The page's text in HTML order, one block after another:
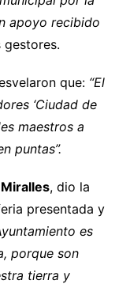
apoyo recibido
gestores.
que: “El
‘Ciudad de
maestros a
puntas”.
, dio la
presentada y
es
porque son
tierra y